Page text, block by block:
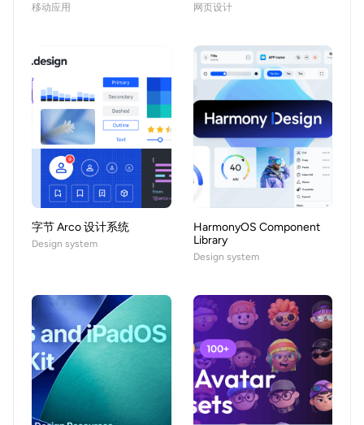
移动应用 网页设计
字节 Arco 设计系统
Design system
HarmonyOS Component
Library
Design system